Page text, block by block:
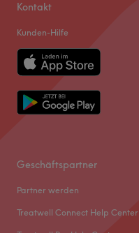
Kontakt
Kunden-Hilfe
Geschäftspartner
Partner werden
Treatwell Connect Help Center